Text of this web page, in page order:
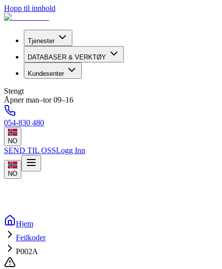
Hopp til innhold
Tjenester
DATABASER & VERKTØY
Kundesenter
Stengt
Åpner man–tor 09–16
054-830 480
NO
SEND TIL OSSLogg Inn
NO
Hjem
Feilkoder
P002A